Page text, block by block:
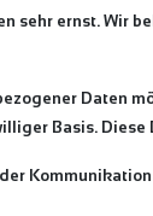
sehr ernst.
Daten
Basis.